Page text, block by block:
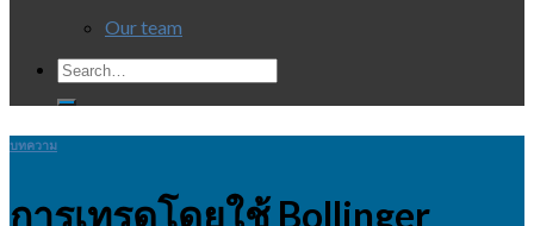
Our team
บทความ
การเทรดโดยใช้ Bollinger